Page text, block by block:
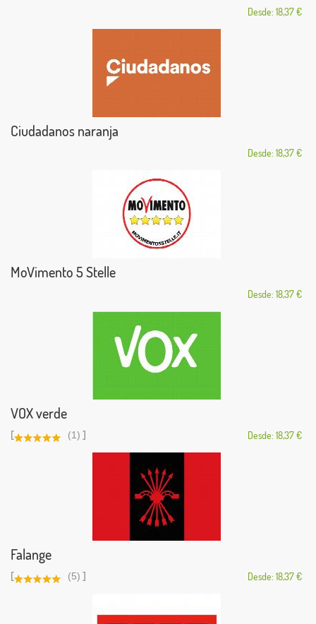
Desde: 18,37 €
Ciudadanos naranja
Desde: 18,37 €
MoVimento 5 Stelle
Desde: 18,37 €
VOX verde
[ (1) ] Desde: 18,37 €
Falange
[ (5) ] Desde: 18,37 €